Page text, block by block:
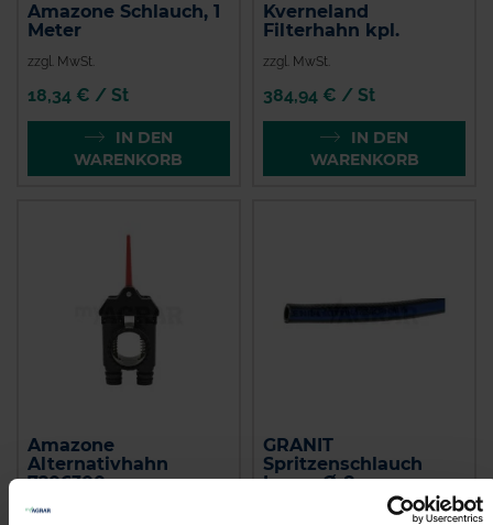
Amazone Schlauch, 1
Meter
zzgl. MwSt.
18,34 € / St
IN DEN
WARENKORB
Kverneland
Filterhahn kpl.
zzgl. MwSt.
384,94 € / St
IN DEN
WARENKORB
Amazone
Alternativhahn
7206300
zzgl. MwSt.
GRANIT
Spritzenschlauch
Innen-Ø 8 mm